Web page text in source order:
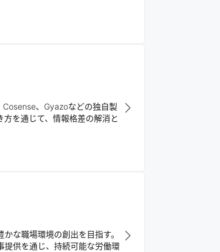
、Gyazoなどの独自製
を通じて、情報格差の解消と
な職場環境の創出を目指す。
提供を通じ、持続可能な労働環